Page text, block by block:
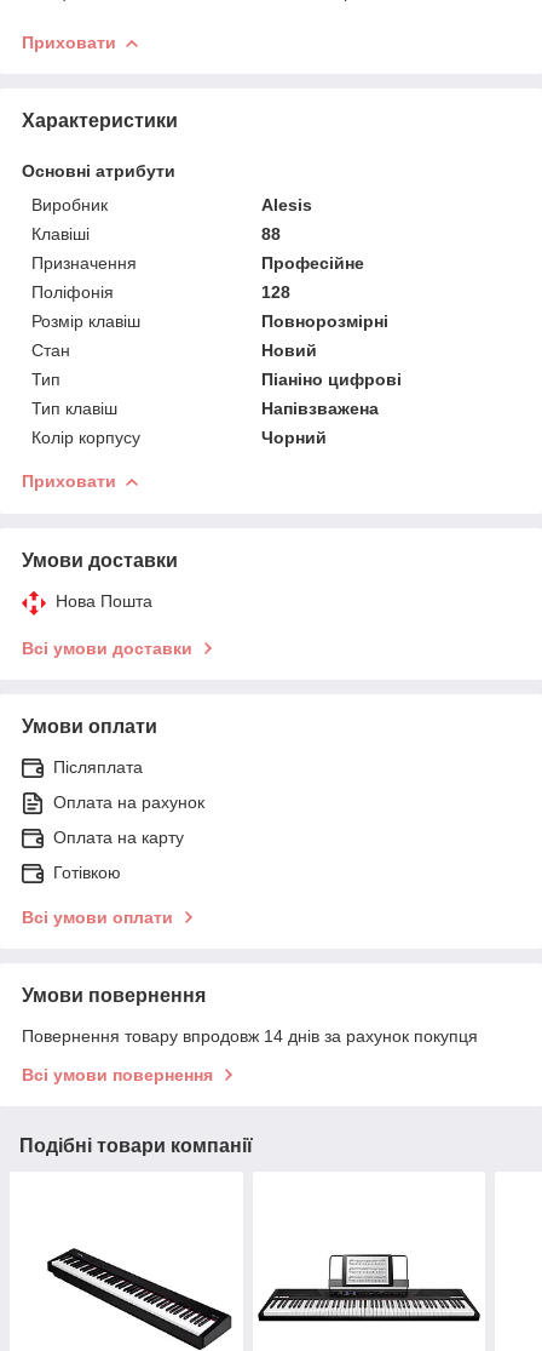
Приховати
Характеристики
Основні атрибути
Виробник
Alesis
Клавіші
88
Призначення
Професійне
Поліфонія
128
Розмір клавіш
Повнорозмірні
Стан
Новий
Тип
Піаніно цифрові
Тип клавіш
Напівзважена
Колір корпусу
Чорний
Приховати
Умови доставки
Нова Пошта
Всі умови доставки
Умови оплати
Післяплата
Оплата на рахунок
Оплата на карту
Готівкою
Всі умови оплати
Умови повернення
Повернення товару впродовж 14 днів за рахунок покупця
Всі умови повернення
Подібні товари компанії